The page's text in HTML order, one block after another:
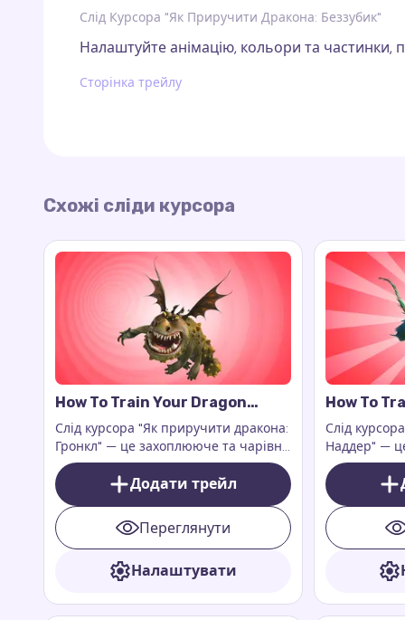
Слід Курсора "Як Приручити Дракона: Беззубик"
Налаштуйте анімацію, кольори та частинки,
Сторінка трейлу
Схожі сліди курсора
How To Train Your Dragon
Gronckle Cursor Trail
Слід курсора "Як приручити дракона:
Гронкл" — це захоплююче та чарівне
доповнення до вашого цифрового
досвіду. Це доповнення до
розширення для браузера Custom
Cursor Trail або Cursor Trails for
Chrome, яке працює виключно на
веб-сторінках.
Додати трейл
Переглянути
Налаштувати
How To
Nadder
Слід
Наддер" —
досвіду,
екран
драконів